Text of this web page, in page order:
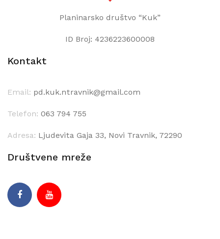
Planinarsko društvo “Kuk”
ID Broj: 4236223600008
Kontakt
Email: pd.kuk.ntravnik@gmail.com
Telefon: 063 794 755
Adresa: Ljudevita Gaja 33, Novi Travnik, 72290
Društvene mreže